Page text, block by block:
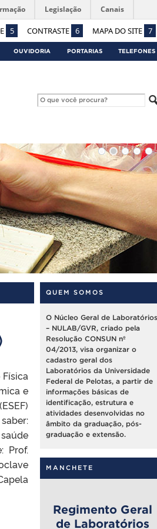
5 CONTRASTE 6 MAPA DO SITE 7
Legislação Canais
OUVIDORIA PORTARIAS TELEFONES
e
Prof.
QUEM SOMOS
O Núcleo Geral de Laboratórios
– NULAB/GVR, criado pela
Resolução CONSUN nº
04/2013, visa organizar o
cadastro geral dos
Laboratórios da Universidade
Federal de Pelotas, a partir de
informações básicas de
identificação, estrutura e
atividades desenvolvidas no
âmbito da graduação, pós-
graduação e extensão.
MANCHETE
Regimento Geral
de Laboratórios